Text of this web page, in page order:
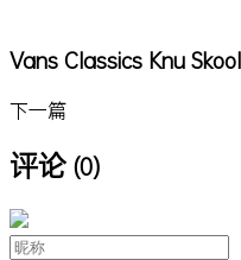
Vans Classics Knu
下一篇
评论 (0)